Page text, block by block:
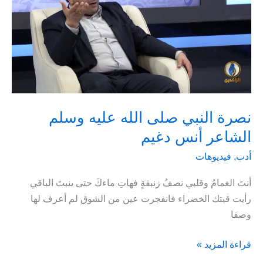
نصرة النبي صلى الله عليه وسلم
الشاعر أنس دغيم
أدب, فيديوهات
أنتَ الغمامُ وقلبي نصفُ زنبقةٍ فهاتِ ماءكَ حتى ينبتَ الباقي
رأيت قبتك الخضراء فانفجرت عين من الشوق لم أعرف لها
وصفا
نصرة
قراءة المزيد »